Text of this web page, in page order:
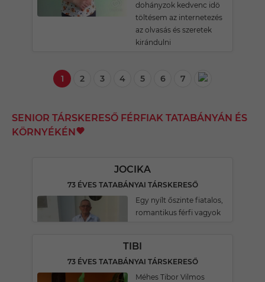
dohányzok kedvenc idö
töltésem az internetezés
az olvasás és szeretek
kirándulni
1 2 3 4 5 6 7
SENIOR TÁRSKERESŐ FÉRFIAK TATABÁNYÁN ÉS
KÖRNYÉKÉN
JOCIKA
73 ÉVES TATABÁNYAI TÁRSKERESŐ
Egy nyílt őszinte fiatalos,
romantikus férfi vagyok
TIBI
73 ÉVES TATABÁNYAI TÁRSKERESŐ
Méhes Tibor Vilmos